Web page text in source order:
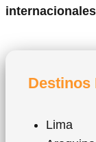
internacionales
Destinos
Lima